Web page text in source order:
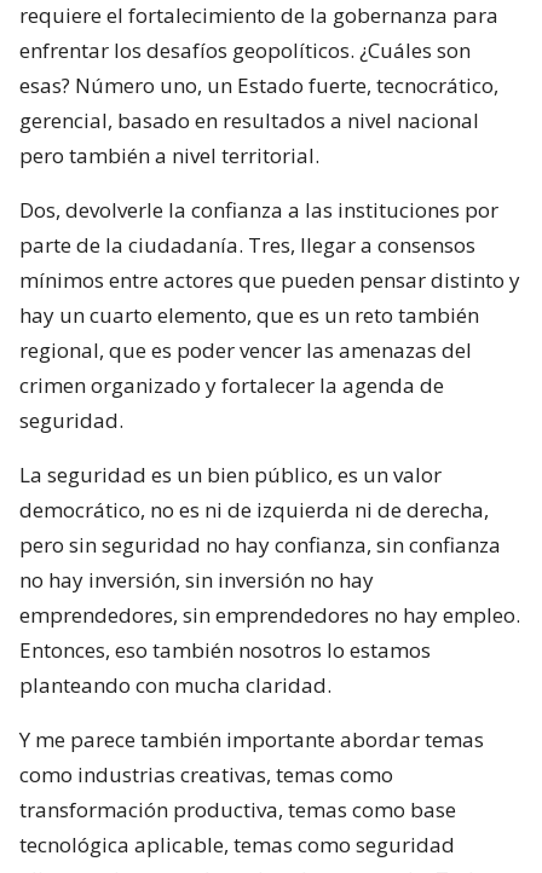
requiere el fortalecimiento de la gobernanza para
enfrentar los desafíos geopolíticos. ¿Cuáles son
esas? Número uno, un Estado fuerte, tecnocrático,
gerencial, basado en resultados a nivel nacional
pero también a nivel territorial.
Dos, devolverle la confianza a las instituciones por
parte de la ciudadanía. Tres, llegar a consensos
mínimos entre actores que pueden pensar distinto y
hay un cuarto elemento, que es un reto también
regional, que es poder vencer las amenazas del
crimen organizado y fortalecer la agenda de
seguridad.
La seguridad es un bien público, es un valor
democrático, no es ni de izquierda ni de derecha,
pero sin seguridad no hay confianza, sin confianza
no hay inversión, sin inversión no hay
emprendedores, sin emprendedores no hay empleo.
Entonces, eso también nosotros lo estamos
planteando con mucha claridad.
Y me parece también importante abordar temas
como industrias creativas, temas como
transformación productiva, temas como base
tecnológica aplicable, temas como seguridad